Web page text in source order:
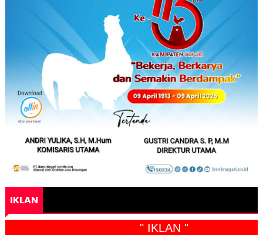
IKLAN
" IKLAN "